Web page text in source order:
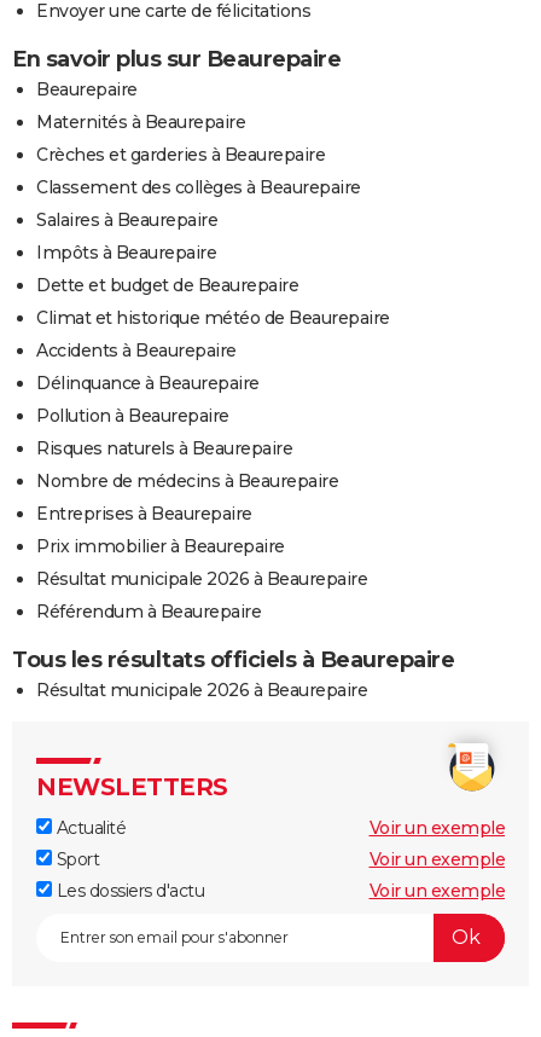
Envoyer une carte de félicitations
En savoir plus sur Beaurepaire
Beaurepaire
Maternités à Beaurepaire
Crèches et garderies à Beaurepaire
Classement des collèges à Beaurepaire
Salaires à Beaurepaire
Impôts à Beaurepaire
Dette et budget de Beaurepaire
Climat et historique météo de Beaurepaire
Accidents à Beaurepaire
Délinquance à Beaurepaire
Pollution à Beaurepaire
Risques naturels à Beaurepaire
Nombre de médecins à Beaurepaire
Entreprises à Beaurepaire
Prix immobilier à Beaurepaire
Résultat municipale 2026 à Beaurepaire
Référendum à Beaurepaire
Tous les résultats officiels à Beaurepaire
Résultat municipale 2026 à Beaurepaire
NEWSLETTERS
Actualité
Voir un exemple
Sport
Voir un exemple
Les dossiers d'actu
Voir un exemple